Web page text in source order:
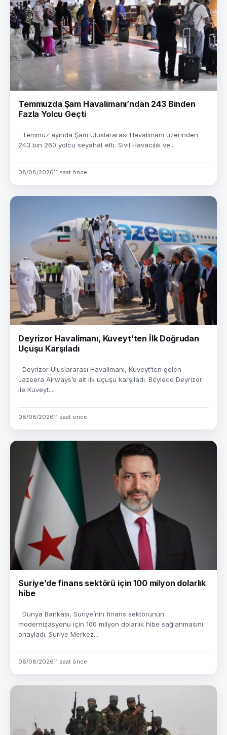
Temmuzda Şam Havalimanı’ndan 243 Binden
Fazla Yolcu Geçti
Temmuz ayında Şam Uluslararası Havalimanı üzerinden
243 bin 260 yolcu seyahat etti. Sivil Havacılık ve...
08/08/202611 saat önce
Deyrizor Havalimanı, Kuveyt’ten İlk Doğrudan
Uçuşu Karşıladı
Deyrizor Uluslararası Havalimanı, Kuveyt’ten gelen
Jazeera Airways’e ait ilk uçuşu karşıladı. Böylece Deyrizor
ile Kuveyt...
08/08/202611 saat önce
Suriye’de finans sektörü için 100 milyon dolarlık
hibe
Dünya Bankası, Suriye’nin finans sektörünün
modernizasyonu için 100 milyon dolarlık hibe sağlanmasını
onayladı. Suriye Merkez...
08/08/202611 saat önce